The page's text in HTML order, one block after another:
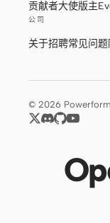
贡献者大使版主
公司
关于招聘常见问题
© 2026